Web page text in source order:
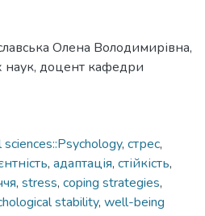
Олена Володимирівна,
наук, доцент кафедри
sciences::Psychology, стрес,
, адаптація, стійкість,
, stress, coping strategies,
stability, well-being